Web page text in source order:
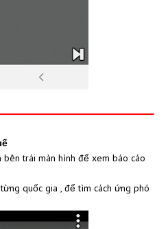
trái màn hình để xem báo cáo
quốc gia , để tìm cách ứng phó